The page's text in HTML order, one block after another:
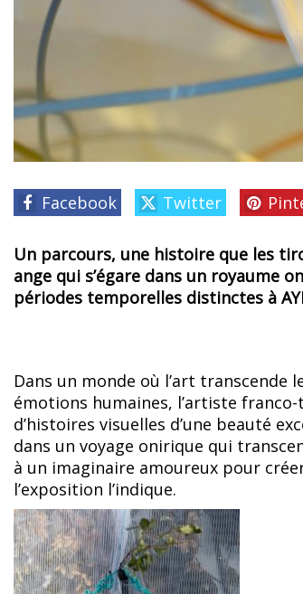
Facebook Twitter
Un parcours, une histoire que les
ange qui s’égare dans un royaume
périodes temporelles distinctes à
Dans un monde où l’art transcende
émotions humaines, l’artiste
d’histoires visuelles d’une beauté
dans un voyage onirique qui
à un imaginaire amoureux pour
l’exposition l’indique.